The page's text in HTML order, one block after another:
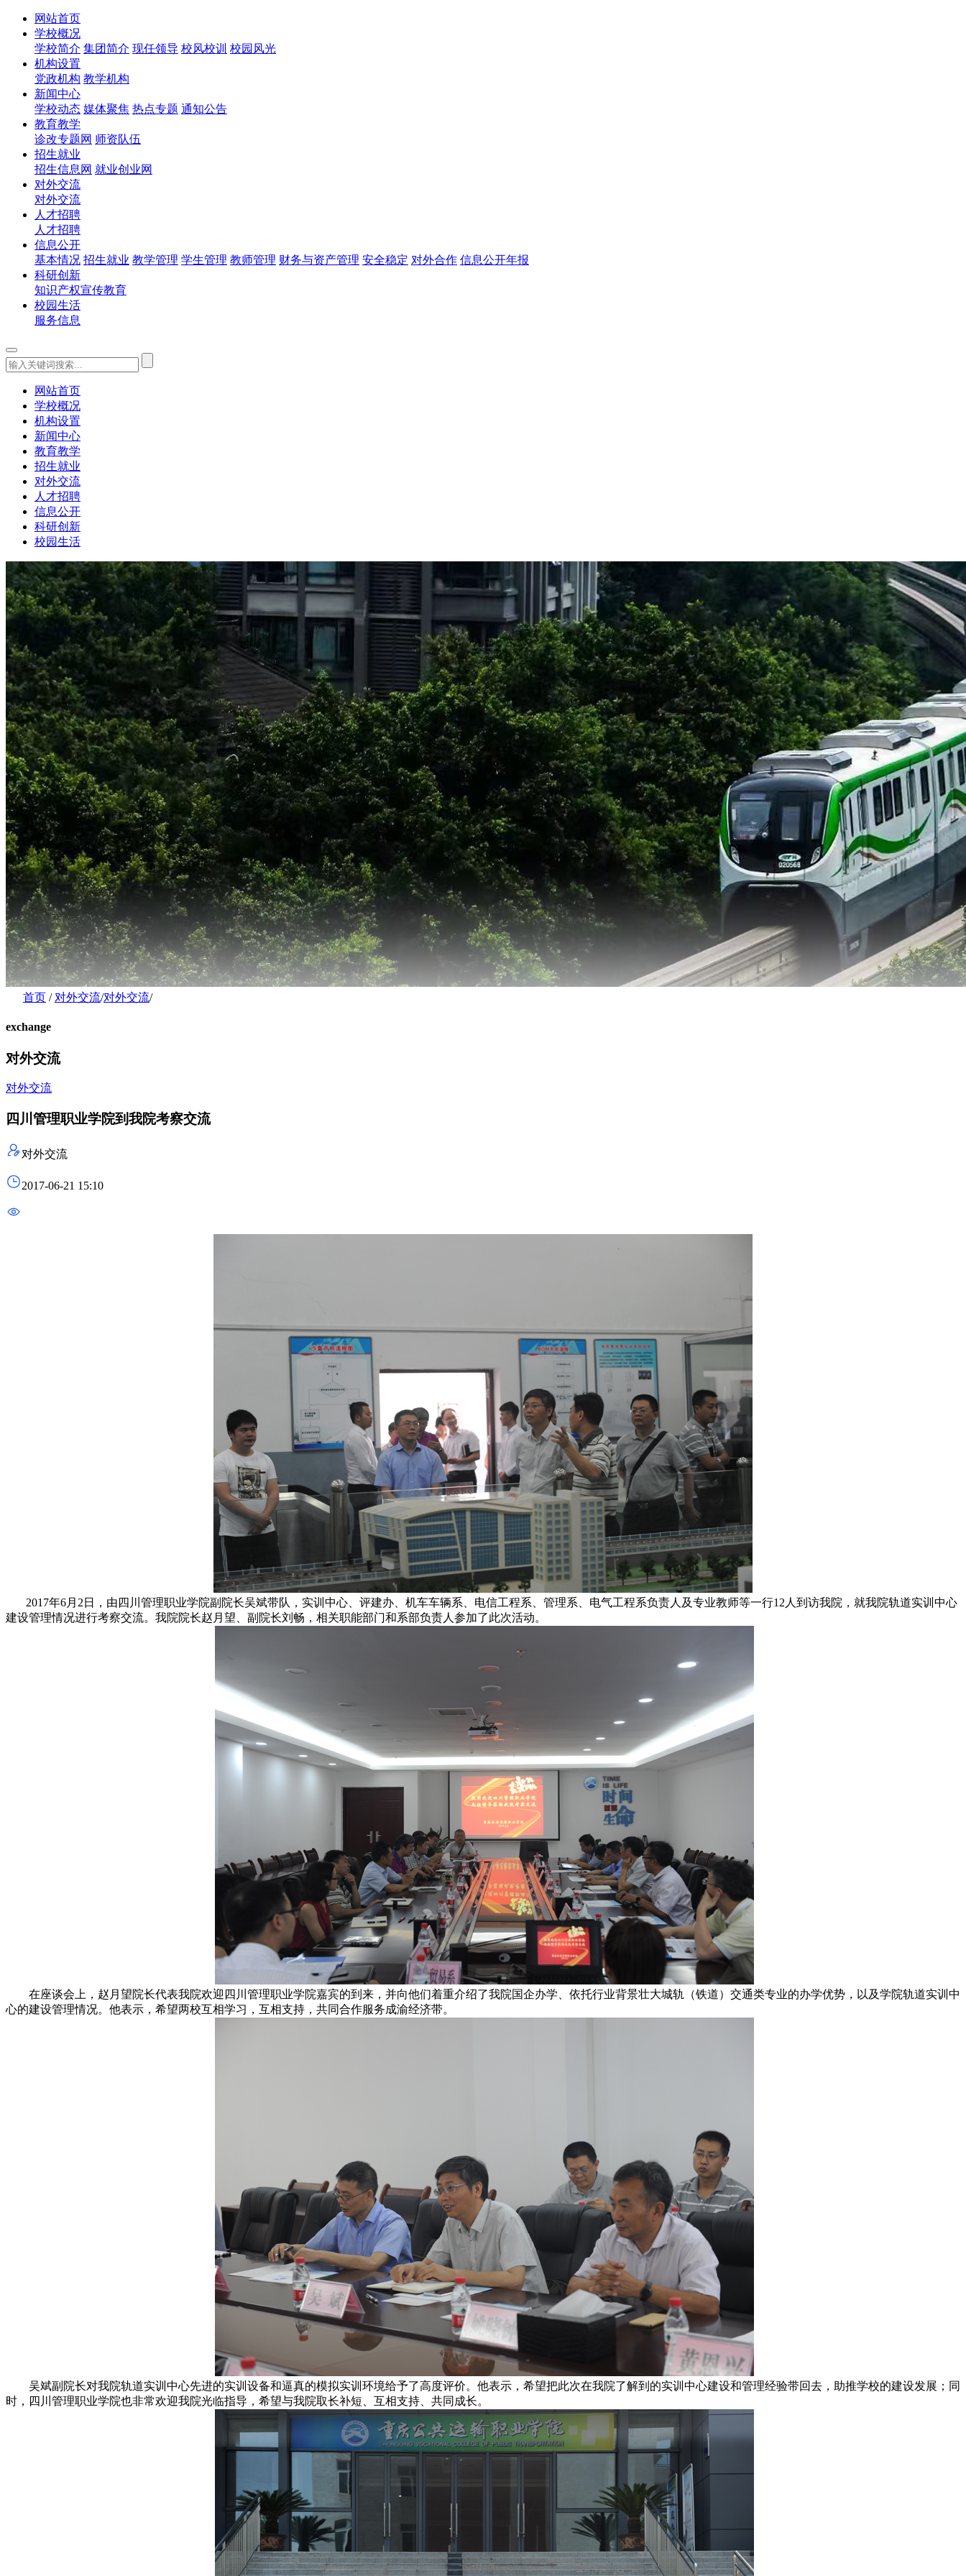
网站首页
学校概况
学校简介 集团简介 现任领导 校风校训 校园风光
机构设置
党政机构 教学机构
新闻中心
学校动态 媒体聚焦 热点专题 通知公告
教育教学
诊改专题网 师资队伍
招生就业
招生信息网 就业创业网
对外交流
对外交流
人才招聘
人才招聘
信息公开
基本情况 招生就业 教学管理 学生管理 教师管理 财务与资产管理 安全稳定 对外合作 信息公开年报
科研创新
知识产权宣传教育
校园生活
服务信息
网站首页
学校概况
机构设置
新闻中心
教育教学
招生就业
对外交流
人才招聘
信息公开
科研创新
校园生活
首页 / 对外交流/对外交流/
exchange
对外交流
对外交流
四川管理职业学院到我院考察交流
对外交流
2017-06-21 15:10
2017年6月2日，由四川管理职业学院副院长吴斌带队，实训中心、评建办、机车车辆系、电信工程系、管理系、电气工程系负责人及专业教师等一行12人到访我院，就我院轨道实训中心
建设管理情况进行考察交流。我院院长赵月望、副院长刘畅，相关职能部门和系部负责人参加了此次活动。
在座谈会上，赵月望院长代表我院欢迎四川管理职业学院嘉宾的到来，并向他们着重介绍了我院国企办学、依托行业背景壮大城轨（铁道）交通类专业的办学优势，以及学院轨道实训中
心的建设管理情况。他表示，希望两校互相学习，互相支持，共同合作服务成渝经济带。
吴斌副院长对我院轨道实训中心先进的实训设备和逼真的模拟实训环境给予了高度评价。他表示，希望把此次在我院了解到的实训中心建设和管理经验带回去，助推学校的建设发展；同
时，四川管理职业学院也非常欢迎我院光临指导，希望与我院取长补短、互相支持、共同成长。